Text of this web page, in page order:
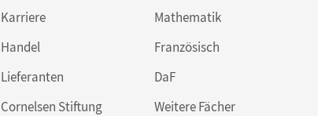
Karriere
Handel
Lieferanten
Cornelsen Stiftung
Mathematik
Französisch
DaF
Weitere Fächer